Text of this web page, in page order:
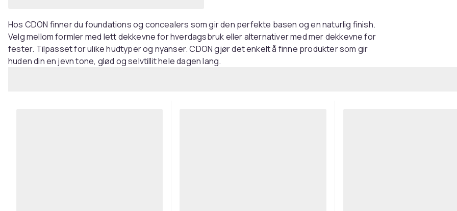
Hos CDON finner du foundations og concealers som gir den perfekte basen og en naturlig finish.
Velg mellom formler med lett dekkevne for hverdagsbruk eller alternativer med mer dekkevne for
fester. Tilpasset for ulike hudtyper og nyanser. CDON gjør det enkelt å finne produkter som gir
huden din en jevn tone, glød og selvtillit hele dagen lang.